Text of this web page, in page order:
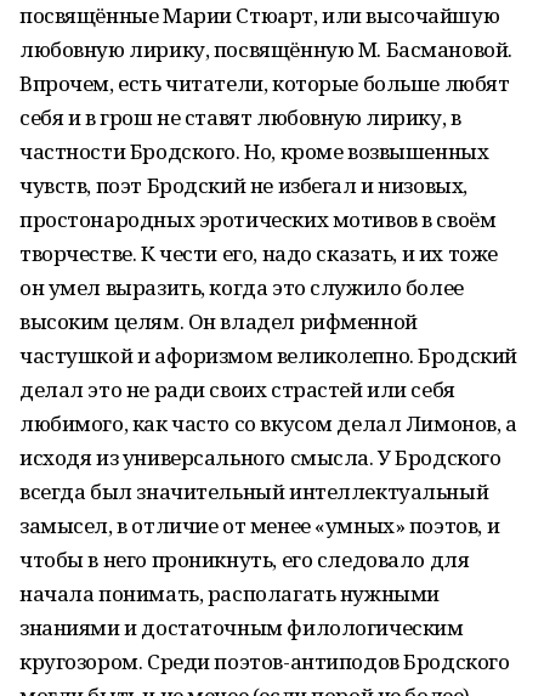
посвящённые Марии Стюарт, или высочайшую
любовную лирику, посвящённую М. Басмановой.
Впрочем, есть читатели, которые больше любят
себя и в грош не ставят любовную лирику, в
частности Бродского. Но, кроме возвышенных
чувств, поэт Бродский не избегал и низовых,
простонародных эротических мотивов в своём
творчестве. К чести его, надо сказать, и их тоже
он умел выразить, когда это служило более
высоким целям. Он владел рифменной
частушкой и афоризмом великолепно. Бродский
делал это не ради своих страстей или себя
любимого, как часто со вкусом делал Лимонов, а
исходя из универсального смысла. У Бродского
всегда был значительный интеллектуальный
замысел, в отличие от менее «умных» поэтов, и
чтобы в него проникнуть, его следовало для
начала понимать, располагать нужными
знаниями и достаточным филологическим
кругозором. Среди поэтов-антиподов Бродского